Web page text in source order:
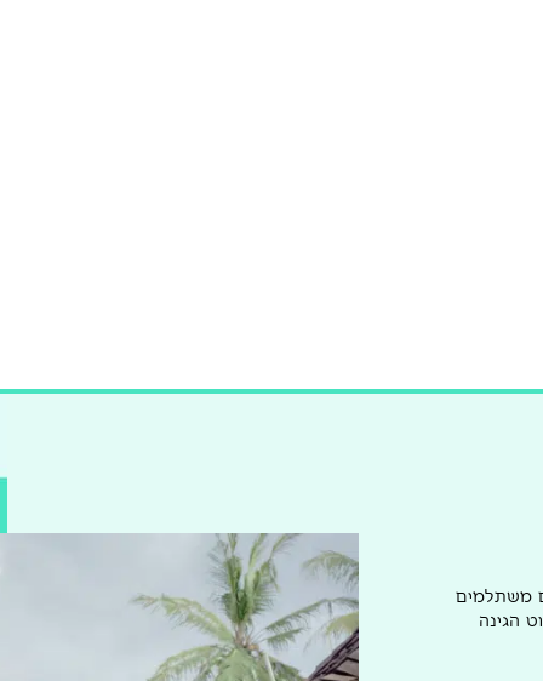
משתלמים
הגינה